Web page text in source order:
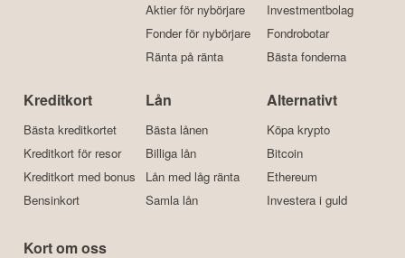
Aktier för nybörjare
Fonder för nybörjare
Ränta på ränta
Investmentbolag
Fondrobotar
Bästa fonderna
Kreditkort
Bästa kreditkortet
Kreditkort för resor
Kreditkort med bonus
Bensinkort
Lån
Bästa lånen
Billiga lån
Lån med låg ränta
Samla lån
Alternativt
Köpa krypto
Bitcoin
Ethereum
Investera i guld
Kort om oss